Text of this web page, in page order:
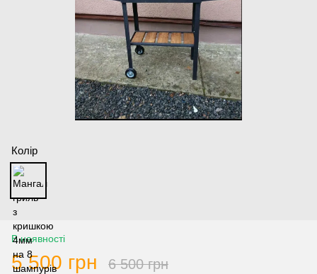
Колір
В наявності
5 500 грн 6 500 грн